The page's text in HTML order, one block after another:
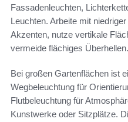
Fassadenleuchten,
Leuchten. Arbeite mit
Akzenten, nutze vertikale
vermeide flächiges Überhellen.
Bei großen Gartenflächen ist
Wegbeleuchtung für
Flutbeleuchtung für
Kunstwerke oder Sitzplätze.